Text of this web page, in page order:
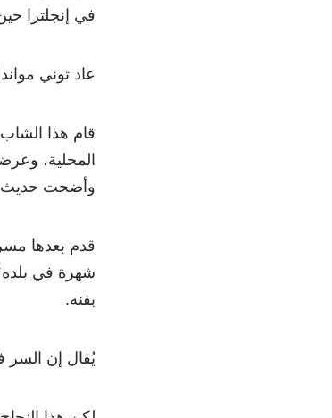
في إنجلترا
عاد توني
قام هذا
المحلية،
وأضحت حديث
قدم بعدها
شهرة في
بفنه.
يُقال إن السر